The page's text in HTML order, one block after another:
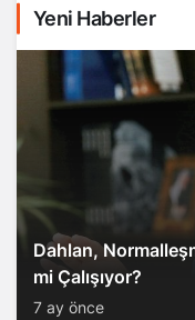
Yeni Haberler
Dahlan,
mi Çalışıyor?
7 ay önce